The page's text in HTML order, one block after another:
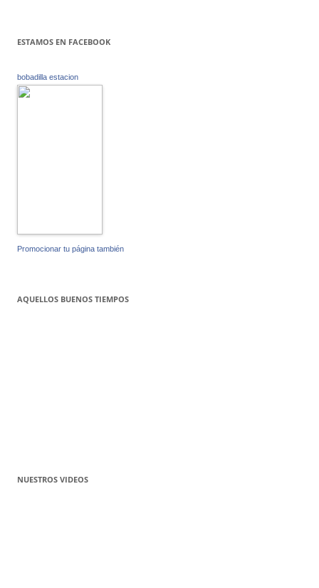
ESTAMOS EN FACEBOOK
bobadilla estacion
Promocionar tu página también
AQUELLOS BUENOS TIEMPOS
NUESTROS VIDEOS